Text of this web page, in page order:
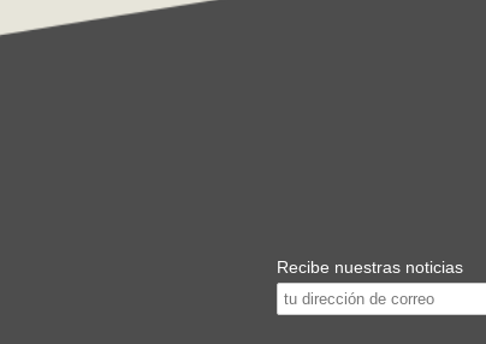
Recibe nuestras noticias